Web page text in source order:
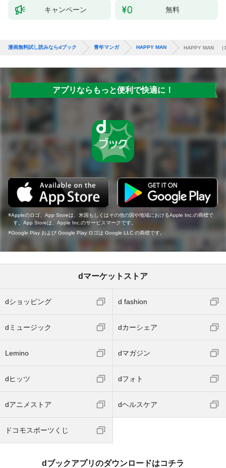
キャンペーン 無料
漫画無料試し読みならdブック 青年マンガ HAPPY MAN HAPPY MAN （
アプリならもっと便利で快適に！
Appleのロゴ、App Storeは、米国もしくはその他の国や地域におけるApple Inc.の商標で
す。App Storeは、Apple Inc.のサービスマークです。
Google Play および Google Play ロゴは Google LLC の商標です。
dマーケットストア
dショッピング d fashion
dミュージック dカーシェア
Lemino dマガジン
dヒッツ dフォト
dアニメストア dヘルスケア
ドコモスポーツくじ
dブックアプリのダウンロードはコチラ